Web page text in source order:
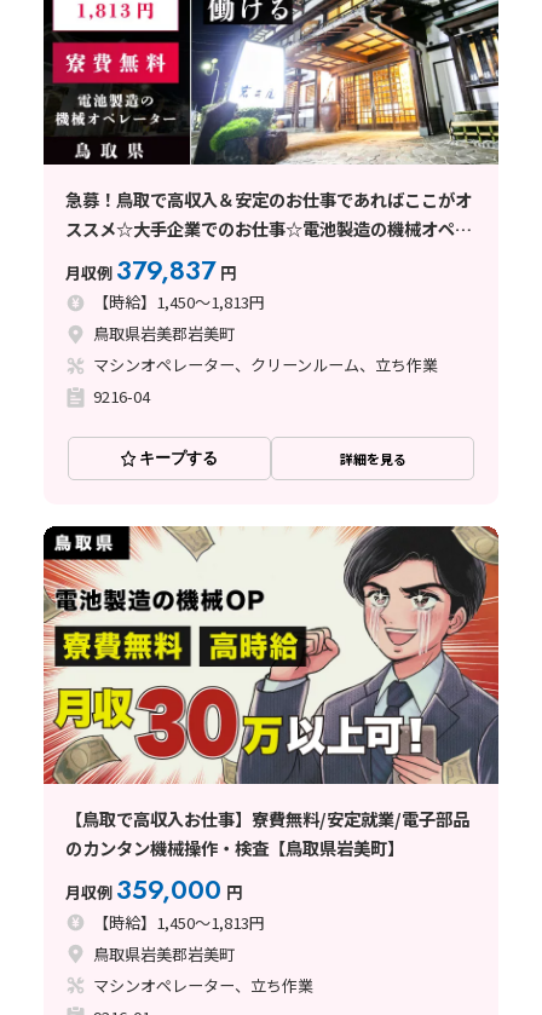
急募！鳥取で高収入＆安定のお仕事であればここがオ
ススメ☆大手企業でのお仕事☆電池製造の機械オペレ
ーター業務/寮費無料/鳥取県岩美町
月収例 379,837 円
【時給】1,450～1,813円
鳥取県岩美郡岩美町
マシンオペレーター、クリーンルーム、立ち作業
9216-04
キープする 詳細を見る
【鳥取で高収入お仕事】寮費無料/安定就業/電子部品
のカンタン機械操作・検査【鳥取県岩美町】
月収例 359,000 円
【時給】1,450～1,813円
鳥取県岩美郡岩美町
マシンオペレーター、立ち作業